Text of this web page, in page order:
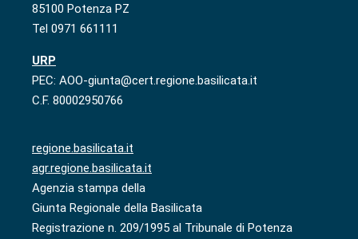
85100 Potenza PZ
Tel 0971 661111
URP
PEC: AOO-giunta@cert.regione.basilicata.it
C.F. 80002950766
regione.basilicata.it
agr.regione.basilicata.it
Agenzia stampa della
Giunta Regionale della Basilicata
Registrazione n. 209/1995 al Tribunale di Potenza